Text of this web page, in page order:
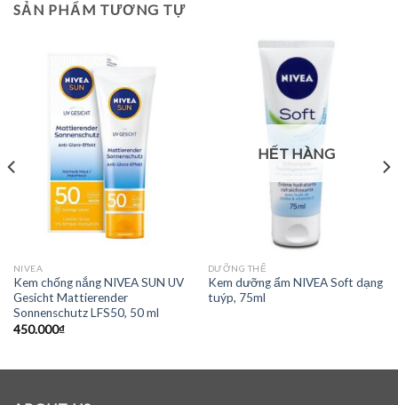
SẢN PHẨM TƯƠNG TỰ
NIVEA
Kem chống nắng NIVEA SUN UV
Gesicht Mattierender
Sonnenschutz LFS50, 50 ml
450.000₫
HẾT HÀNG
DƯỠNG THỂ
Kem dưỡng ẩm NIVEA Soft dạng
tuýp, 75ml